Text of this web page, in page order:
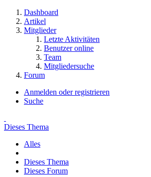
Dashboard
Artikel
Mitglieder
Letzte Aktivitäten
Benutzer online
Team
Mitgliedersuche
Forum
Anmelden oder registrieren
Suche
Dieses Thema
Alles
Dieses Thema
Dieses Forum